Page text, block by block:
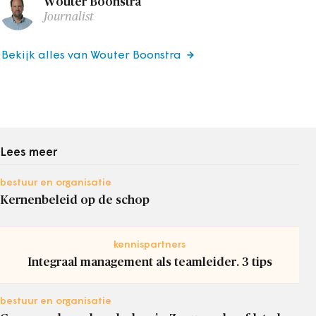
Journalist
Bekijk alles van Wouter Boonstra
Lees meer
bestuur en organisatie
Kernenbeleid op de schop
kennispartners
Integraal management als teamleider. 3 tips
bestuur en organisatie